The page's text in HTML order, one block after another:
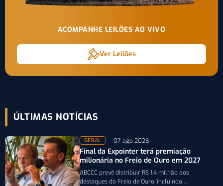
ACOMPANHE LEILÕES AO VIVO
Ver Leilões
ÚLTIMAS NOTÍCIAS
GERAL 07 ago 2026
Final da Expointer terá premiação
milionária no Freio de Ouro em 2027
ABCCC prevê distribuir R$ 1,4 milhão aos
destaques do Freio de Ouro, incluindo